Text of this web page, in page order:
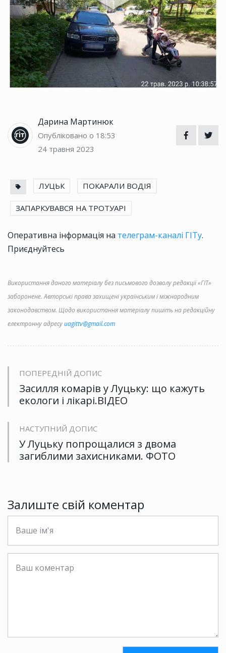
Дарина Мартинюк
Опубліковано о 18:53
24 травня 2023
ЛУЦЬК ПОКАРАЛИ ВОДІЯ
ЗАПАРКУВАВСЯ НА ТРОТУАРІ
Оперативна інформація на телеграм-каналі ГІТу.
Приєднуйтесь
Використання даного матеріалу без письмового дозволу редакції «ГІТ»
заборонене. Авторські права захищені українським і міжнародним
законодавством. Щодо використання матеріалу пишіть на редакційну
електронну адресуuagittv@gmail.com
ПОПЕРЕДНІЙ ДОПИС
Засилля комарів у Луцьку: що кажуть
екологи і лікарі.ВІДЕО
НАСТУПНИЙ ДОПИС
У Луцьку попрощалися з двома
загиблими захисниками. ФОТО
Залиште свій коментар